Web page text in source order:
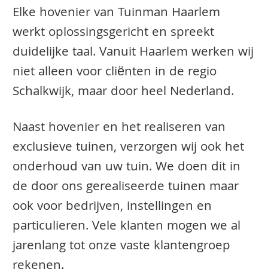
Elke hovenier van Tuinman Haarlem
werkt oplossingsgericht en spreekt
duidelijke taal. Vanuit Haarlem werken wij
niet alleen voor cliënten in de regio
Schalkwijk, maar door heel Nederland.
Naast hovenier en het realiseren van
exclusieve tuinen, verzorgen wij ook het
onderhoud van uw tuin. We doen dit in
de door ons gerealiseerde tuinen maar
ook voor bedrijven, instellingen en
particulieren. Vele klanten mogen we al
jarenlang tot onze vaste klantengroep
rekenen.